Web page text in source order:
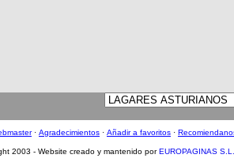
· Agradecimientos · Añadir a favoritos ·
2003 - Website creado y mantenido porEUROPAGINAS S.L.